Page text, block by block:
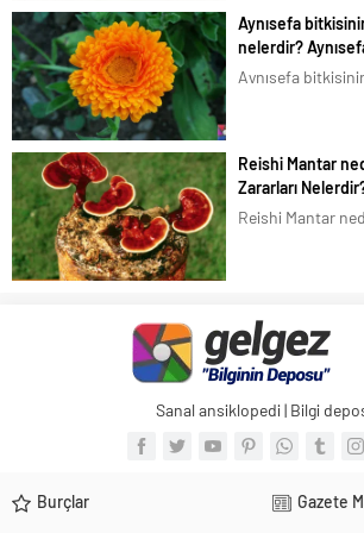
olan şifalı bir
familyasına ait...
Aynısefa
nelerdir?
Aynısefa
çiçeği, Altuncuk,
çiçeği, Portakal
Aynısefa
Reishi Mantar
Zararları
Reishi Mantar
Lingzhi, Çincede,
olarak da...
Sanal ansiklopedi | Bilgi
Burçlar Gazete